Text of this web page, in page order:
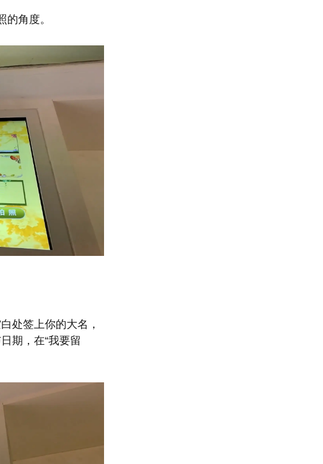
角度。
处签上你的大名，
期，在“我要留